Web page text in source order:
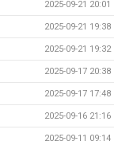
2025-09-21 20:01
2025-09-21 19:38
2025-09-21 19:32
2025-09-17 20:38
2025-09-17 17:48
2025-09-16 21:16
2025-09-11 09:14